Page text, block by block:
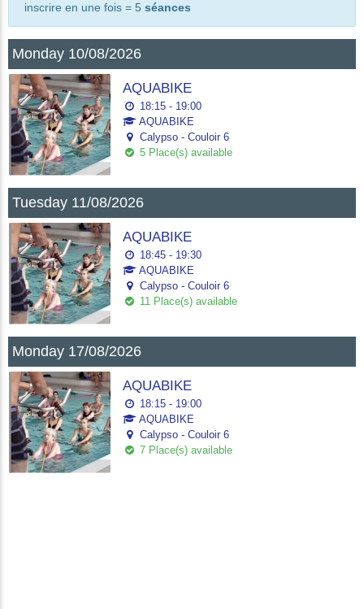
inscrire en une fois = 5 séances
Monday 10/08/2026
AQUABIKE
18:15 - 19:00
AQUABIKE
Calypso - Couloir 6
5 Place(s) available
Tuesday 11/08/2026
AQUABIKE
18:45 - 19:30
AQUABIKE
Calypso - Couloir 6
11 Place(s) available
Monday 17/08/2026
AQUABIKE
18:15 - 19:00
AQUABIKE
Calypso - Couloir 6
7 Place(s) available